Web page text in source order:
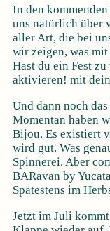
In den
uns natürlich über
aller Art, die bei
wir zeigen, was
Hast du ein Fest
aktivieren! mit
Und dann noch
Momentan haben
Bijou. Es existiert
wird gut. Was
Spinnerei. Aber
BARavan by
Spätestens im
Jetzt im Juli